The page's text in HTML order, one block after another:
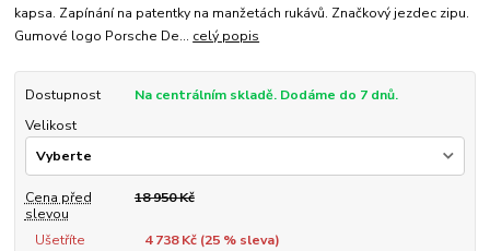
kapsa. Zapínání na patentky na manžetách rukávů. Značkový jezdec zipu.
Gumové logo Porsche De... celý popis
Dostupnost
Na centrálním skladě. Dodáme do 7 dnů.
Velikost
Cena před
slevou
18 950 Kč
Ušetříte 4 738 Kč (25% sleva)